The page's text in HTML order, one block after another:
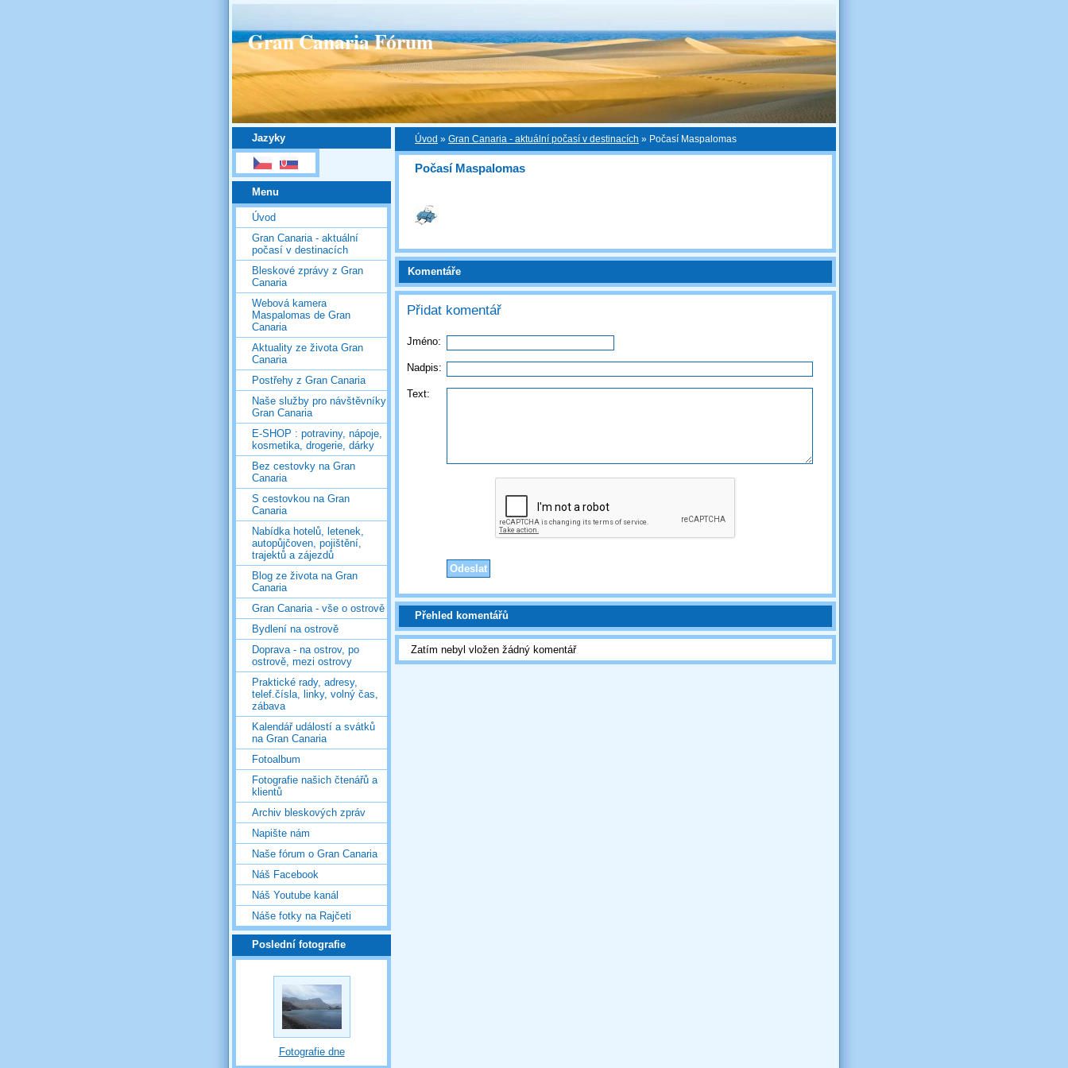
Gran Canaria Fórum
Jazyky
Menu
Úvod
Gran Canaria - aktuální
počasí v destinacích
Bleskové zprávy z Gran
Canaria
Webová kamera
Maspalomas de Gran
Canaria
Aktuality ze života Gran
Canaria
Postřehy z Gran Canaria
Naše služby pro návštěvníky
Gran Canaria
E-SHOP : potraviny, nápoje,
kosmetika, drogerie, dárky
Bez cestovky na Gran
Canaria
S cestovkou na Gran
Canaria
Nabídka hotelů, letenek,
autopůjčoven, pojištění,
trajektů a zájezdů
Blog ze života na Gran
Canaria
Gran Canaria - vše o ostrově
Bydlení na ostrově
Doprava - na ostrov, po
ostrově, mezi ostrovy
Praktické rady, adresy,
telef.čísla, linky, volný čas,
zábava
Kalendář událostí a svátků
na Gran Canaria
Fotoalbum
Fotografie našich čtenářů a
klientů
Archiv bleskových zpráv
Napište nám
Naše fórum o Gran Canaria
Náš Facebook
Náš Youtube kanál
Náše fotky na Rajčeti
Poslední fotografie
Fotografie dne
Úvod » Gran Canaria - aktuální počasí v destinacích » Počasí Maspalomas
Počasí Maspalomas
Komentáře
Přidat komentář
Jméno:
Nadpis:
Text:
Přehled komentářů
Zatím nebyl vložen žádný komentář